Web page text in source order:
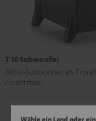
Wähle ein Land oder
T 10 Subwoofer
Aktiv-Subwoofer: als
einsetzbar.
Abmessungen